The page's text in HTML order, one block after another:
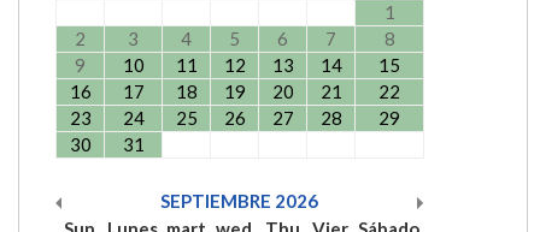
1
2
3 4 5 6 7
8
9
10 11 12 13 14
15
16
17 18 19 20 21
22
23
24 25 26 27 28
29
30
31
SEPTIEMBRE 2026